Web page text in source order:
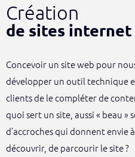
Création
de sites internet
Concevoir un site web pour
développer un outil technique
clients de le compléter de
quoi sert un site, aussi « beau »
d’accroches qui donnent envie
découvrir, de parcourir le site ?